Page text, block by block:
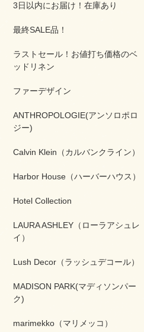
3日以内にお届け！在庫あり
最終SALE品！
ラストセール！お値打ち価格のベ
ッドリネン
ファーデザイン
ANTHROPOLOGIE(アンソロポロ
ジー)
Calvin Klein（カルバンクライン）
Harbor House（ハーバーハウス）
Hotel Collection
LAURA ASHLEY（ローラアシュレ
イ）
Lush Decor（ラッシュデコール）
MADISON PARK(マディソンパー
ク)
marimekko（マリメッコ）